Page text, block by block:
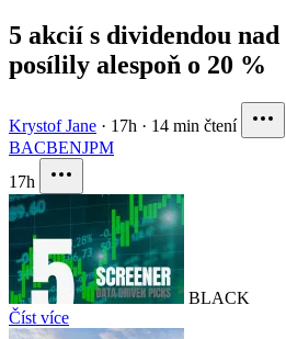
5 akcií s dividendou
posílily alespoň o 20 %
Krystof Jane · 17h · 14 min čtení
BACBENJPM
17h
BLACK
Číst více